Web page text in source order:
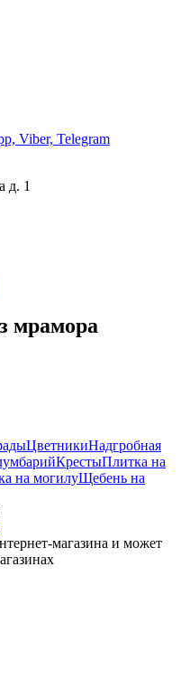
Viber, Telegram
д. 1
мрамора
ЦветникиНадгробная
КрестыПлитка на
на могилуЩебень на
магазина и может